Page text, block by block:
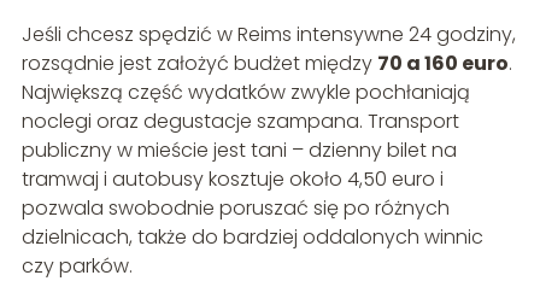
Jeśli chcesz spędzić w Reims intensywne 24 godziny,
rozsądnie jest założyć budżet między 70 a 160 euro.
Największą część wydatków zwykle pochłaniają
noclegi oraz degustacje szampana. Transport
publiczny w mieście jest tani – dzienny bilet na
tramwaj i autobusy kosztuje około 4,50 euro i
pozwala swobodnie poruszać się po różnych
dzielnicach, także do bardziej oddalonych winnic
czy parków.